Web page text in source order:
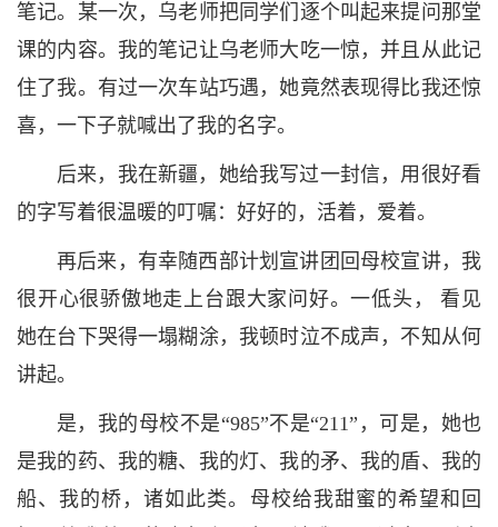
笔记。某一次，乌老师把同学们逐个叫起来提问那堂
课的内容。我的笔记让乌老师大吃一惊，并且从此记
住了我。有过一次车站巧遇，她竟然表现得比我还惊
喜，一下子就喊出了我的名字。
后来，我在新疆，她给我写过一封信，用很好看
的字写着很温暖的叮嘱：好好的，活着，爱着。
再后来，有幸随西部计划宣讲团回母校宣讲，我
很开心很骄傲地走上台跟大家问好。一低头， 看见
她在台下哭得一塌糊涂，我顿时泣不成声，不知从何
讲起。
是，我的母校不是“985”不是“211”，可是，她也
是我的药、我的糖、我的灯、我的矛、我的盾、我的
船、我的桥，诸如此类。母校给我甜蜜的希望和回